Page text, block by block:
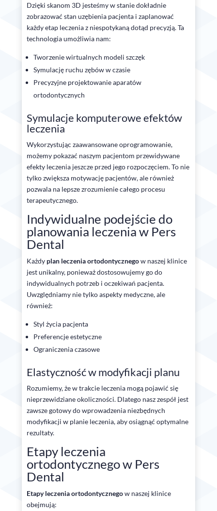
Dzięki skanom 3D jesteśmy w stanie dokładnie
zobrazować stan uzębienia pacjenta i zaplanować
każdy etap leczenia z niespotykaną dotąd precyzją. Ta
technologia umożliwia nam:
Tworzenie wirtualnych modeli szczęk
Symulację ruchu zębów w czasie
Precyzyjne projektowanie aparatów
ortodontycznych
Symulacje komputerowe efektów
leczenia
Wykorzystując zaawansowane oprogramowanie,
możemy pokazać naszym pacjentom przewidywane
efekty leczenia jeszcze przed jego rozpoczęciem. To nie
tylko zwiększa motywację pacjentów, ale również
pozwala na lepsze zrozumienie całego procesu
terapeutycznego.
Indywidualne podejście do
planowania leczenia w Pers
Dental
Każdy plan leczenia ortodontycznegow naszej klinice
jest unikalny, ponieważ dostosowujemy go do
indywidualnych potrzeb i oczekiwań pacjenta.
Uwzględniamy nie tylko aspekty medyczne, ale
również:
Styl życia pacjenta
Preferencje estetyczne
Ograniczenia czasowe
Elastyczność w modyfikacji planu
Rozumiemy, że w trakcie leczenia mogą pojawić się
nieprzewidziane okoliczności. Dlatego nasz zespół jest
zawsze gotowy do wprowadzenia niezbędnych
modyfikacji w planie leczenia, aby osiągnąć optymalne
rezultaty.
Etapy leczenia
ortodontycznego w Pers
Dental
Etapy leczenia ortodontycznegow naszej klinice
obejmują: